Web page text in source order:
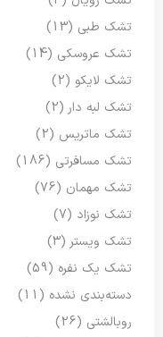
تشک طبی (13)
تشک عروسکی (14)
تشک لایکو (2)
تشک لبه دار (2)
تشک ماتریس (2)
تشک مسافرتی (186)
تشک مهمان (76)
تشک نوزاد (7)
تشک ویستر (3)
تشک یک نفره (59)
دسته‌بندی نشده (11)
روبالشتی (26)